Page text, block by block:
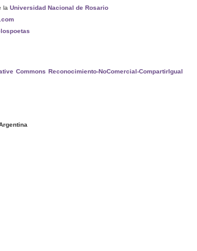
la Universidad Nacional de Rosario
Commons Reconocimiento-NoComercial-CompartirIgual